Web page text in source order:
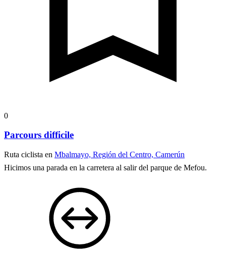
0
Parcours difficile
Ruta ciclista en Mbalmayo, Región del Centro, Camerún
Hicimos una parada en la carretera al salir del parque de Mefou.